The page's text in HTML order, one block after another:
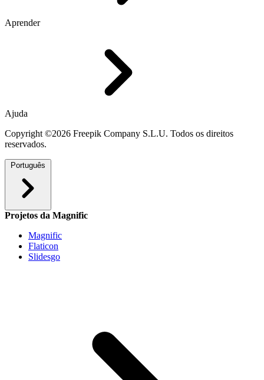
Aprender
Ajuda
Copyright ©2026 Freepik Company S.L.U. Todos os direitos
reservados.
Português
Projetos da Magnific
Magnific
Flaticon
Slidesgo